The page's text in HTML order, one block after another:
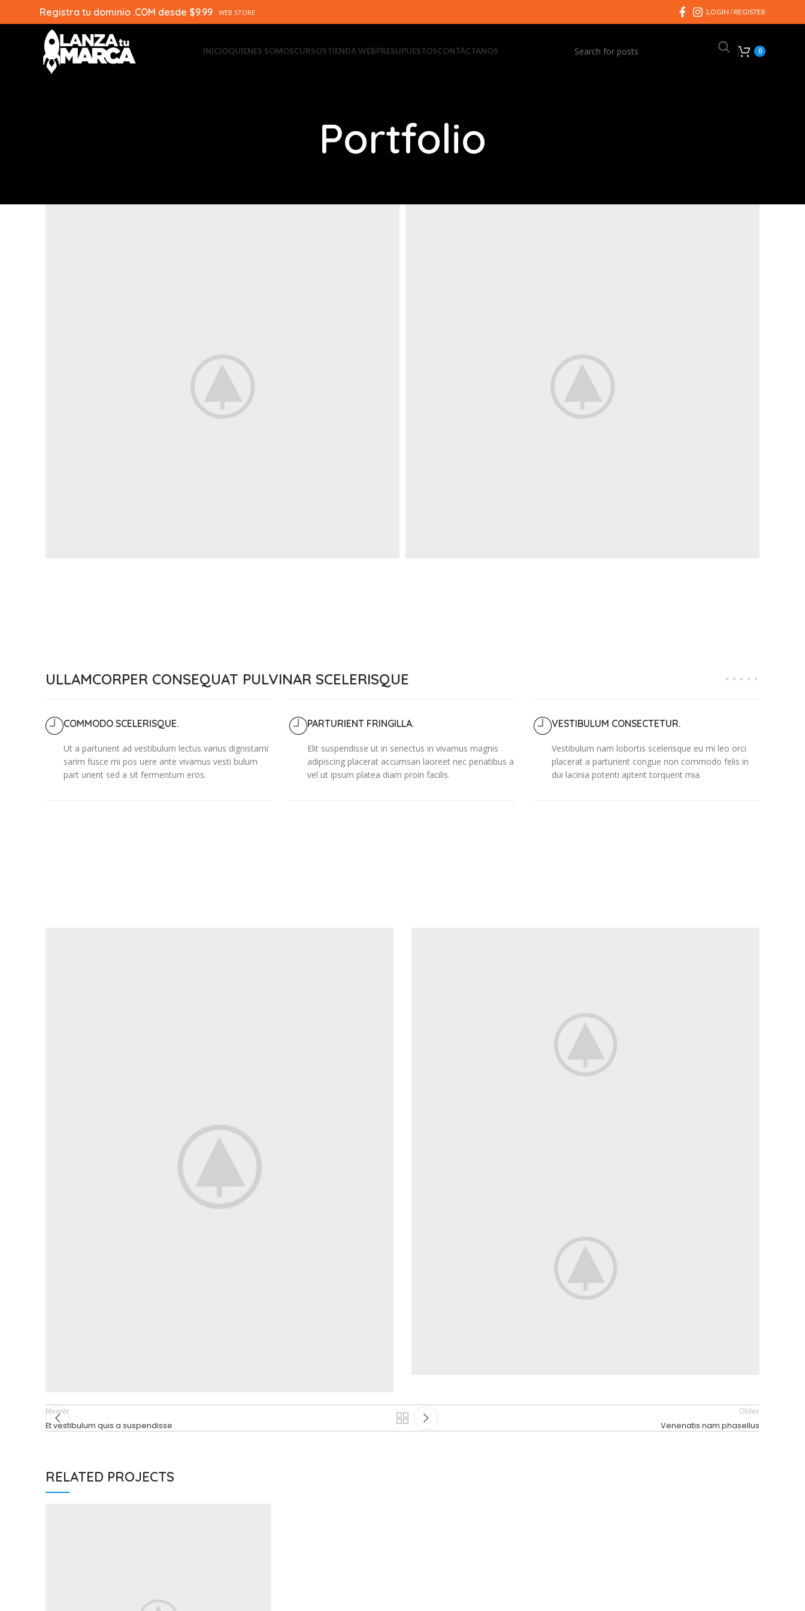
Registra tu dominio .COM desde $9.99 WEB STORE LOGIN / REGISTER
INICIOQUIENES SOMOSCURSOSTIENDA WEBPRESUPUESTOSCONTÁCTANOS 0
Portfolio
ULLAMCORPER CONSEQUAT PULVINAR SCELERISQUE
COMMODO SCELERISQUE.
Ut a parturient ad vestibulum lectus varius dignistami
sarim fusce mi pos uere ante vivamus vesti bulum
part urient sed a sit fermentum eros.
PARTURIENT FRINGILLA.
Elit suspendisse ut in senectus in vivamus magnis
adipiscing placerat accumsan laoreet nec penatibus a
vel ut ipsum platea diam proin facilis.
VESTIBULUM CONSECTETUR.
Vestibulum nam lobortis scelerisque eu mi leo orci
placerat a parturient congue non commodo felis in
dui lacinia potenti aptent torquent mia.
Newer
Et vestibulum quis a suspendisse
Older
Venenatis nam phasellus
RELATED PROJECTS